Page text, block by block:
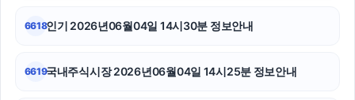
광교피부과
6618인기 2026년06월04일 14시30분 정보안내
6619국내주식시장 2026년06월04일 14시25분 정보안내